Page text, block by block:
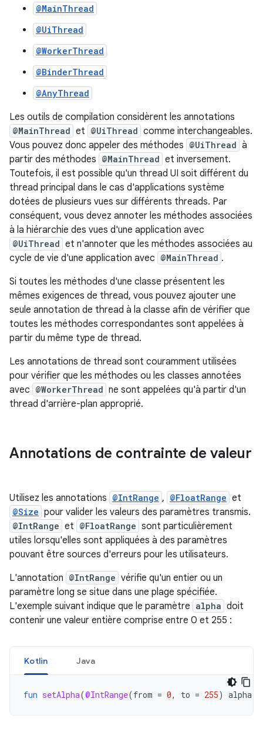
@MainThread
@UiThread
@WorkerThread
@BinderThread
@AnyThread
Les outils de compilation considèrent les annotations
@MainThread et @UiThread comme interchangeables.
Vous pouvez donc appeler des méthodes @UiThread à
partir des méthodes @MainThread et inversement.
Toutefois, il est possible qu'un thread UI soit différent du
thread principal dans le cas d'applications système
dotées de plusieurs vues sur différents threads. Par
conséquent, vous devez annoter les méthodes associées
à la hiérarchie des vues d'une application avec
@UiThread et n'annoter que les méthodes associées au
cycle de vie d'une application avec @MainThread .
Si toutes les méthodes d'une classe présentent les
mêmes exigences de thread, vous pouvez ajouter une
seule annotation de thread à la classe afin de vérifier que
toutes les méthodes correspondantes sont appelées à
partir du même type de thread.
Les annotations de thread sont couramment utilisées
pour vérifier que les méthodes ou les classes annotées
avec @WorkerThread ne sont appelées qu'à partir d'un
thread d'arrière-plan approprié.
Annotations de contrainte de valeur
Utilisez les annotations @IntRange , @FloatRange et
@Size pour valider les valeurs des paramètres transmis.
@IntRange et @FloatRange sont particulièrement
utiles lorsqu'elles sont appliquées à des paramètres
pouvant être sources d'erreurs pour les utilisateurs.
L'annotation @IntRange vérifie qu'un entier ou un
paramètre long se situe dans une plage spécifiée.
L'exemple suivant indique que le paramètre alpha doit
contenir une valeur entière comprise entre 0 et 255 :
Kotlin Java
fun setAlpha(@IntRange(from = 0, to = 255) alpha